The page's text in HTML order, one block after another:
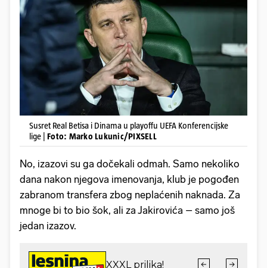
Susret Real Betisa i Dinama u playoffu UEFA Konferencijske
lige | Foto: Marko Lukunic/PIXSELL
No, izazovi su ga dočekali odmah. Samo nekoliko
dana nakon njegova imenovanja, klub je pogođen
zabranom transfera zbog neplaćenih naknada. Za
mnoge bi to bio šok, ali za Jakirovića – samo još
jedan izazov.